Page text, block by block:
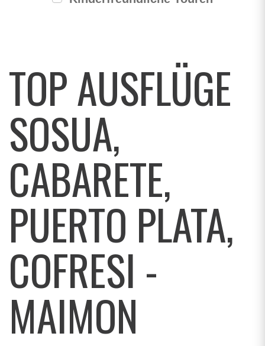
TOP AUSFLÜGE
SOSUA,
CABARETE,
PUERTO PLATA,
COFRESI -
MAIMON